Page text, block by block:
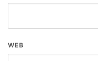
WEB